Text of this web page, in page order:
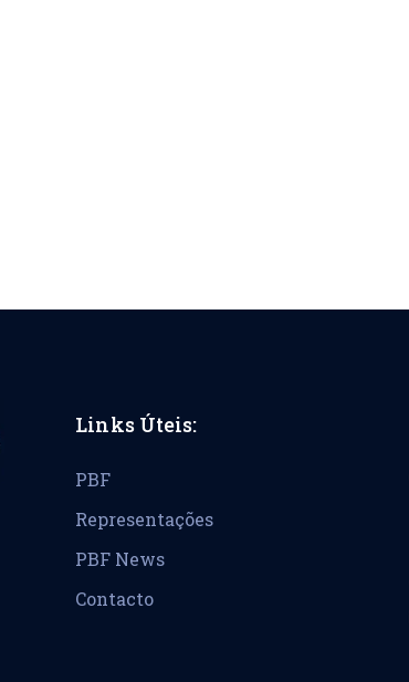
Links Úteis:
PBF
Representações
PBF News
Contacto